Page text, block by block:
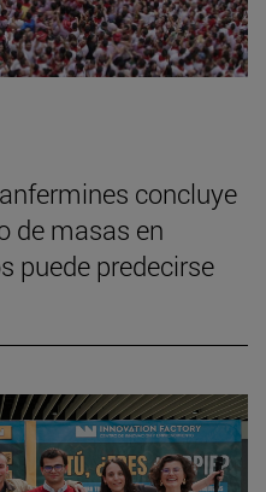
concluye
de masas en
puede predecirse